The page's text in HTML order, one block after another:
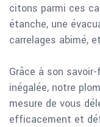
citons parmi ces
étanche, une
carrelages abimé,
Grâce à son
inégalée, notre
mesure de vous
efficacement et